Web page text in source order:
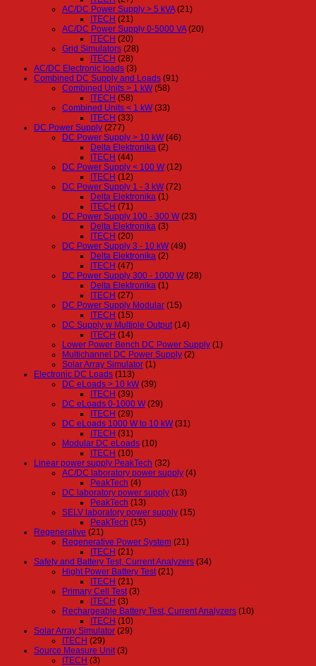
AC/DC Power Supply > 5 kVA (21)
ITECH (21)
AC/DC Power Supply 0-5000 VA (20)
ITECH (20)
Grid Simulators (28)
ITECH (28)
AC/DC Electronic loads (3)
Combined DC Supply and Loads (91)
Combined Units > 1 kW (58)
ITECH (58)
Combined Units < 1 kW (33)
ITECH (33)
DC Power Supply (277)
DC Power Supply > 10 kW (46)
Delta Elektronika (2)
ITECH (44)
DC Power Supply < 100 W (12)
ITECH (12)
DC Power Supply 1 - 3 kW (72)
Delta Elektronika (1)
ITECH (71)
DC Power Supply 100 - 300 W (23)
Delta Elektronika (3)
ITECH (20)
DC Power Supply 3 - 10 kW (49)
Delta Elektronika (2)
ITECH (47)
DC Power Supply 300 - 1000 W (28)
Delta Elektronika (1)
ITECH (27)
DC Power Supply Modular (15)
ITECH (15)
DC Supply w Multiple Output (14)
ITECH (14)
Lower Power Bench DC Power Supply (1)
Multichannel DC Power Supply (2)
Solar Array Simulator (1)
Electronic DC Loads (113)
DC eLoads > 10 kW (39)
ITECH (39)
DC eLoads 0-1000 W (29)
ITECH (29)
DC eLoads 1000 W to 10 kW (31)
ITECH (31)
Modular DC eLoads (10)
ITECH (10)
Linear power supply PeakTech (32)
AC/DC laboratory power supply (4)
PeakTech (4)
DC laboratory power supply (13)
PeakTech (13)
SELV laboratory power supply (15)
PeakTech (15)
Regenerative (21)
Regenerative Power System (21)
ITECH (21)
Safety and Battery Test, Current Analyzers (34)
Hight Power Battery Test (21)
ITECH (21)
Primary Cell Test (3)
ITECH (3)
Rechargeable Battery Test, Current Analyzers (10)
ITECH (10)
Solar Array Simulator (29)
ITECH (29)
Source Measure Unit (3)
ITECH (3)